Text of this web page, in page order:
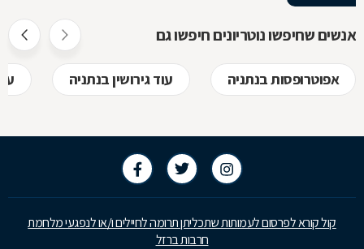
חוזר,
לקבל,
בשמכם
אנשים שחיפשו נוטריונים חיפשו גם
אפוטרופסות בנתניה עוד גירושין בנתניה
קול קורא לפרסום לעמותות שתכליתן תרומה לחיילים ו/או לנפגעי מלחמת
חרבות ברזל